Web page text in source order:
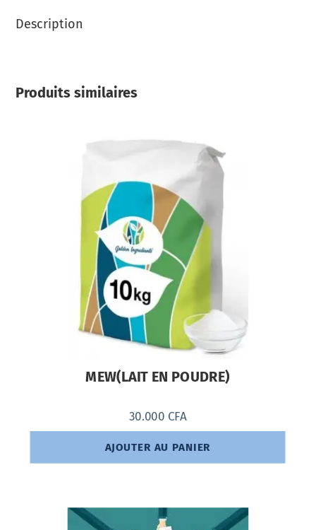
Description
Produits similaires
MEW(LAIT EN POUDRE)
30.000 CFA
AJOUTER AU PANIER